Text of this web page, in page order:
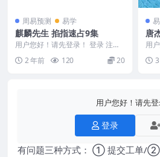
周易预测 易学
麒麟先生 掐指速占9集
用户您好！请先登录！ 登录 注册
麒麟先生 掐指速占9集 2406125
1.第...2 年前 120 20
唐
水
用
唐
理
用户您好！请先登
登录
有问题三种方式： ① 提交工单/